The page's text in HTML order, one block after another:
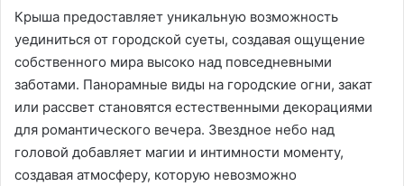
Крыша предоставляет уникальную возможность
уединиться от городской суеты, создавая ощущение
собственного мира высоко над повседневными
заботами. Панорамные виды на городские огни, закат
или рассвет становятся естественными декорациями
для романтического вечера. Звездное небо над
головой добавляет магии и интимности моменту,
создавая атмосферу, которую невозможно